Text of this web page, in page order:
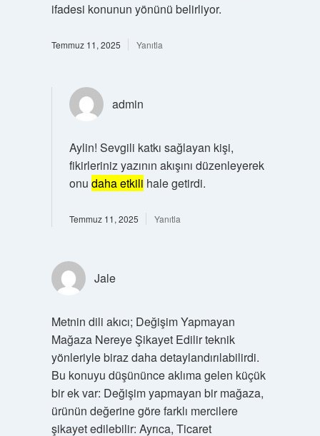
ifadesi konunun yönünü belirliyor.
Temmuz 11, 2025 Yanıtla
admin
Aylin! Sevgili katkı sağlayan kişi,
fikirleriniz yazının akışını düzenleyerek
onu daha etkili hale getirdi.
Temmuz 11, 2025 Yanıtla
Jale
Metnin dili akıcı; Değişim Yapmayan
Mağaza Nereye Şikayet Edilir teknik
yönleriyle biraz daha detaylandırılabilirdi.
Bu konuyu düşününce aklıma gelen küçük
bir ek var: Değişim yapmayan bir mağaza,
ürünün değerine göre farklı mercilere
şikayet edilebilir: Ayrıca, Ticaret